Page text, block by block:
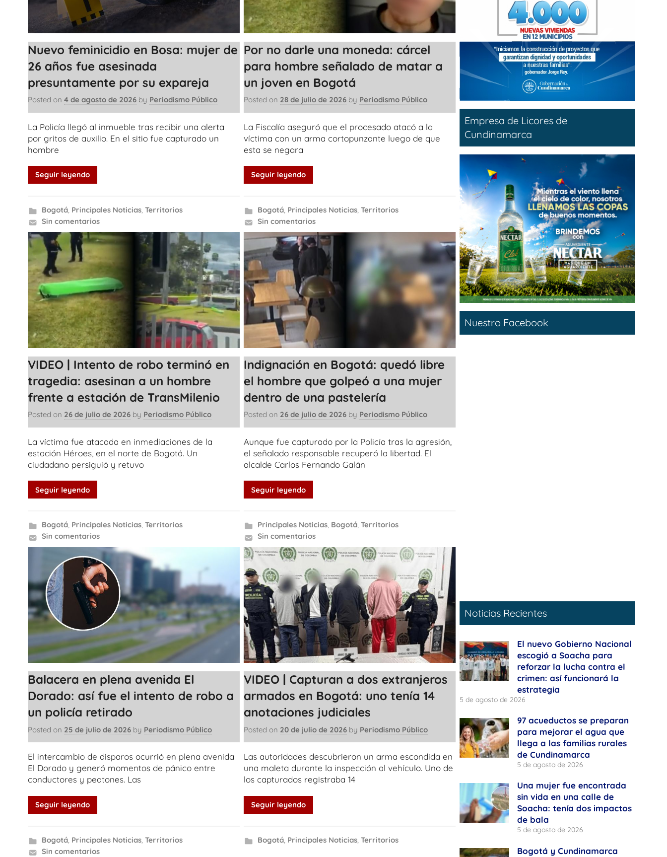
Nuevo feminicidio en Bosa: mujer de
26 años fue asesinada
presuntamente por su expareja
Posted on 4 de agosto de 2026 by Periodismo Público
La Policía llegó al inmueble tras recibir una alerta
por gritos de auxilio. En el sitio fue capturado un
hombre
Seguir leyendo
Bogotá, Principales Noticias, Territorios
Sin comentarios
Por no darle una moneda: cárcel
para hombre señalado de matar a
un joven en Bogotá
Posted on 28 de julio de 2026 by Periodismo Público
La Fiscalía aseguró que el procesado atacó a la
víctima con un arma cortopunzante luego de que
esta se negara
Seguir leyendo
Bogotá, Principales Noticias, Territorios
Sin comentarios
VIDEO | Intento de robo terminó en
tragedia: asesinan a un hombre
frente a estación de TransMilenio
Posted on 26 de julio de 2026 by Periodismo Público
La víctima fue atacada en inmediaciones de la
estación Héroes, en el norte de Bogotá. Un
ciudadano persiguió y retuvo
Seguir leyendo
Bogotá, Principales Noticias, Territorios
Sin comentarios
Indignación en Bogotá: quedó libre
el hombre que golpeó a una mujer
dentro de una pastelería
Posted on 26 de julio de 2026 by Periodismo Público
Aunque fue capturado por la Policía tras la agresión,
el señalado responsable recuperó la libertad. El
alcalde Carlos Fernando Galán
Seguir leyendo
Principales Noticias, Bogotá, Territorios
Sin comentarios
Balacera en plena avenida El
Dorado: así fue el intento de robo a
un policía retirado
Posted on 25 de julio de 2026 by Periodismo Público
El intercambio de disparos ocurrió en plena avenida
El Dorado y generó momentos de pánico entre
conductores y peatones. Las
Seguir leyendo
Bogotá, Principales Noticias, Territorios
Sin comentarios
VIDEO | Capturan a dos extranjeros
armados en Bogotá: uno tenía 14
anotaciones judiciales
Posted on 20 de julio de 2026 by Periodismo Público
Las autoridades descubrieron un arma escondida en
una maleta durante la inspección al vehículo. Uno de
los capturados registraba 14
Seguir leyendo
Bogotá, Principales Noticias, Territorios
Empresa de Licores de
Cundinamarca
Nuestro Facebook
Noticias Recientes
El nuevo Gobierno Nacional
escogió a Soacha para
reforzar la lucha contra el
crimen: así funcionará la
estrategia
5 de agosto de 2026
97 acueductos se preparan
para mejorar el agua que
llega a las familias rurales
de Cundinamarca
5 de agosto de 2026
Una mujer fue encontrada
sin vida en una calle de
Soacha: tenía dos impactos
de bala
5 de agosto de 2026
Bogotá y Cundinamarca